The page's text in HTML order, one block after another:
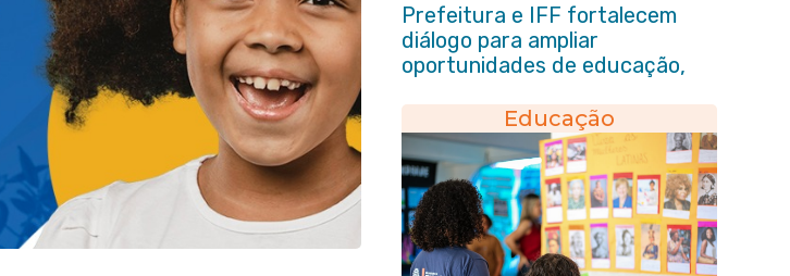
Prefeitura e IFF fortalecem
diálogo para ampliar
oportunidades de educação,
Educação